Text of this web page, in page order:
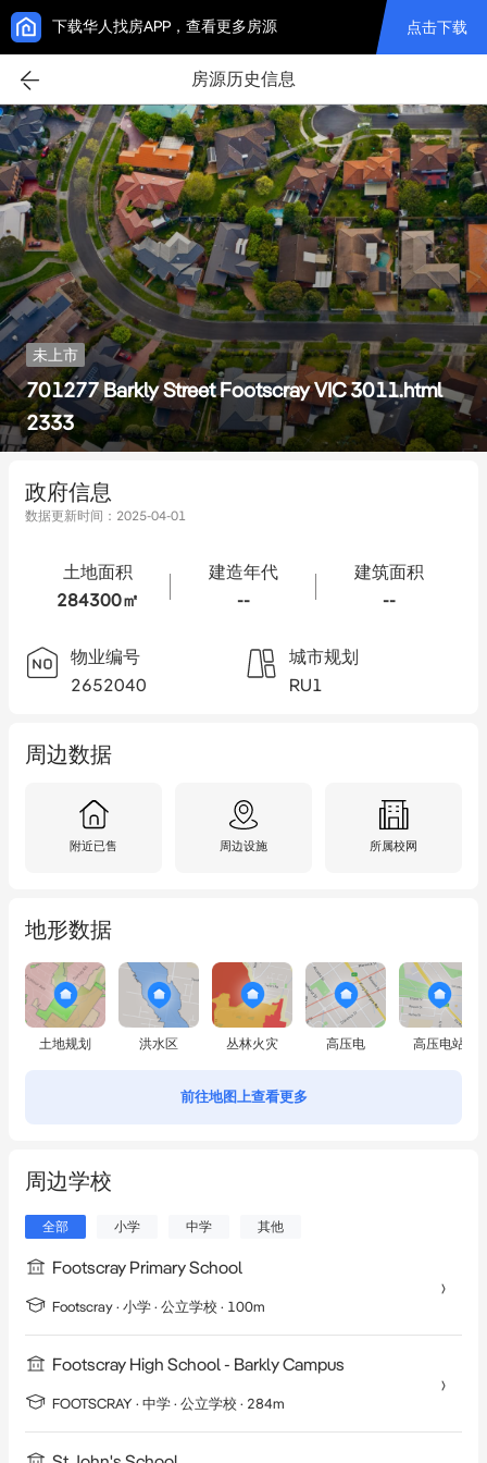
下载华人找房APP，查看更多房源 点击下载
房源历史信息
未上市
701277 Barkly Street Footscray VIC 3011.html
2333
政府信息
数据更新时间： 2025-04-01
土地面积
284300㎡
建造年代
--
建筑面积
--
物业编号
2652040
城市规划
RU1
周边数据
附近已售 周边设施 所属校网
地形数据
土地规划 洪水区 丛林火灾 高压电 高压电站
前往地图上查看更多
周边学校
全部 小学 中学 其他
Footscray Primary School
Footscray · 小学 · 公立学校 · 100m
Footscray High School - Barkly Campus
FOOTSCRAY · 中学 · 公立学校 · 284m